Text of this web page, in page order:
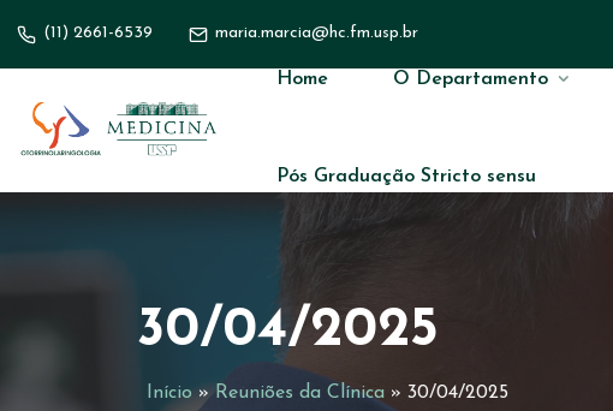
(11) 2661-6539 maria.marcia@hc.fm.usp.br
Home O Departamento
Pós Graduação Stricto sensu
30/04/2025
Início» Reuniões da Clínica » 30/04/2025